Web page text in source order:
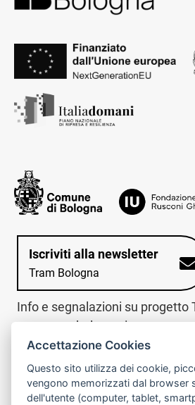
Iscriviti alla newsletter
Tram Bologna
Info e segnalazioni su progetto
www.trambologna.it
trova infopoint sulla mappa
Trova l'infopoint
più vicino
telefona al call
Chiama il call
center
Accettazione Cookies
Questo sito utilizza dei cookie,
vengono memorizzati dal browser
dell'utente (computer, tablet,